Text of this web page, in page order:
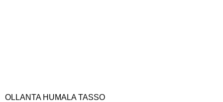
OLLANTA HUMALA TASSO